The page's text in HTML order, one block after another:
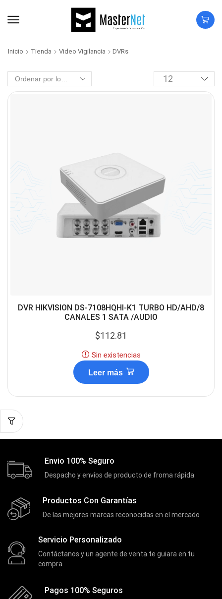
Inicio Tienda Video Vigilancia DVRs
DVR HIKVISION DS-7108HQHI-K1 TURBO HD/AHD/8
CANALES 1 SATA /AUDIO
$112.81
Sin existencias
Leer más
Envio 100% Seguro
Despacho y envíos de producto de froma rápida
Productos Con Garantías
De las mejores marcas reconocidas en el mercado
Servicio Personalizado
Contáctanos y un agente de venta te guiara en tu
compra
Pagos 100% Seguros